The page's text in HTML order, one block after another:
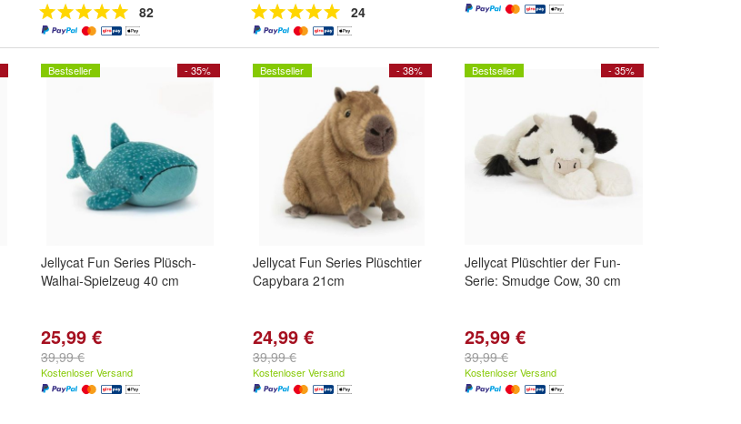
82 24
- 35%
Bestseller
Jellycat Fun Series Plüsch-
Walhai-Spielzeug 40 cm
25,99 €
39,99 €
Kostenloser Versand
- 38%
Bestseller
Jellycat Fun Series Plüschtier
Capybara 21cm
24,99 €
39,99 €
Kostenloser Versand
- 35%
Bestseller
Jellycat Plüschtier der Fun-
Serie: Smudge Cow, 30 cm
25,99 €
39,99 €
Kostenloser Versand